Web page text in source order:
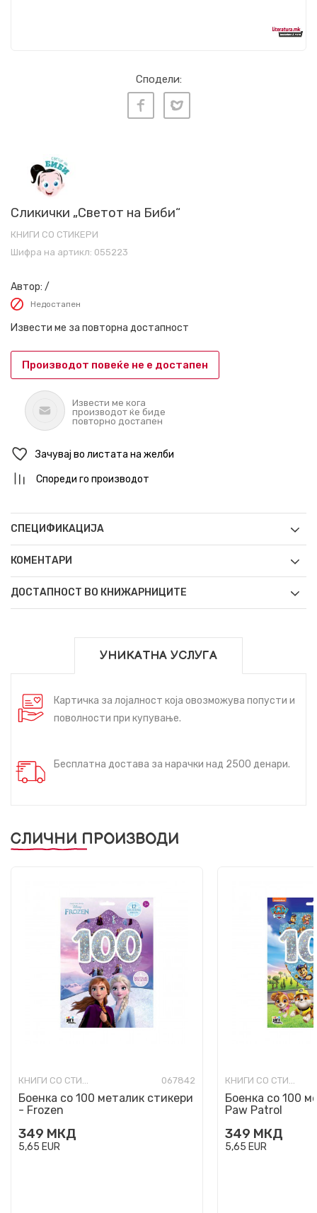
Сподели:
Сликички „Светот на Биби“
КНИГИ СО СТИКЕРИ
Шифра на артикл: 055223
Автор: /
Недостапен
Извести ме за повторна достапност
Производот повеќе не е достапен
Извести ме кога
производот ќе биде
повторно достапен
Зачувај во листата на желби
Спореди го производот
СПЕЦИФИКАЦИЈА
КОМЕНТАРИ
ДОСТАПНОСТ ВО КНИЖАРНИЦИТЕ
УНИКАТНА УСЛУГА
Картичка за лојалност која овозможува попусти и
поволности при купување.
Бесплатна достава за нарачки над 2500 денари.
СЛИЧНИ ПРОИЗВОДИ
КНИГИ СО СТИКЕРИ 067842
Боенка со 100 металик стикери
- Frozen
349 МКД
5,65 EUR
КНИГИ СО СТИКЕРИ
Боенка со 100
Paw Patrol
349 МКД
5,65 EUR